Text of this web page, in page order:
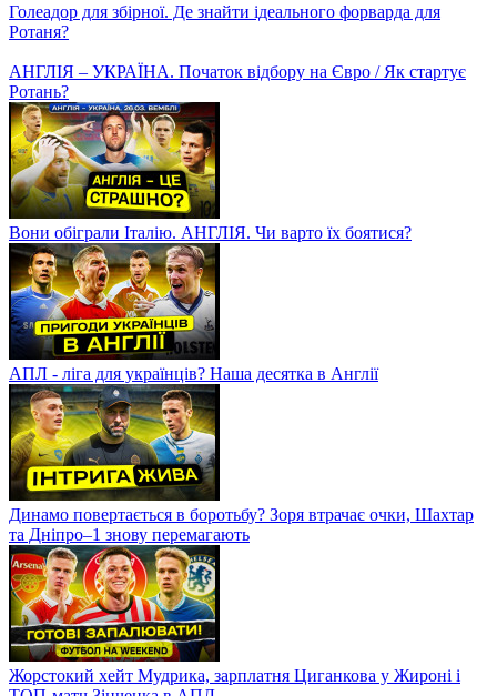
Голеадор для збірної. Де знайти ідеального форварда для
Ротаня?
АНГЛІЯ – УКРАЇНА. Початок відбору на Євро / Як стартує
Ротань?
Вони обіграли Італію. АНГЛІЯ. Чи варто їх боятися?
АПЛ - ліга для українців? Наша десятка в Англії
Динамо повертається в боротьбу? Зоря втрачає очки, Шахтар
та Дніпро–1 знову перемагають